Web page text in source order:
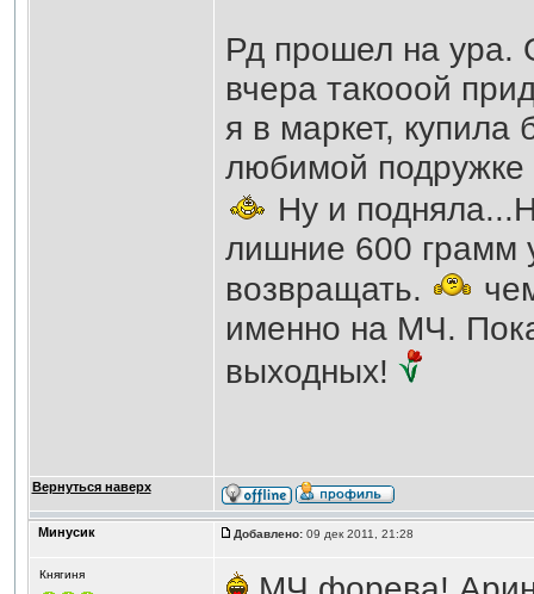
Рд прошел на ура.
вчера такооой
я в маркет, купила
любимой подружке
Ну и
лишние 600 грамм
возвращать.
именно на МЧ.
выходных!
Вернуться наверх
Минусик Добавлено:09 дек 2011, 21:28
Княгиня